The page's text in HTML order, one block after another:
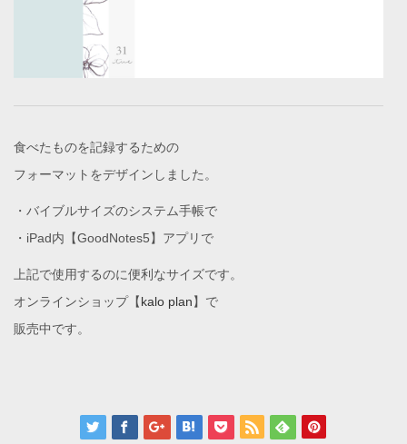
食べたものを記録するための
フォーマットをデザインしました。
・バイブルサイズのシステム手帳で
・iPad内【GoodNotes5】アプリで
上記で使用するのに便利なサイズです。
オンラインショップ【kalo plan】で
販売中です。